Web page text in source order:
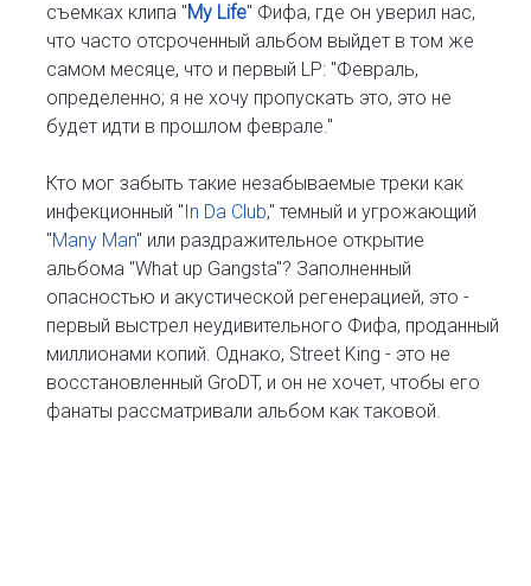
съемках клипа "My Life" Фифа, где он уверил нас,
что часто отсроченный альбом выйдет в том же
самом месяце, что и первый LP: "Февраль,
определенно; я не хочу пропускать это, это не
будет идти в прошлом феврале."
Кто мог забыть такие незабываемые треки как
инфекционный "In Da Club," темный и угрожающий
"Many Man" или раздражительное открытие
альбома "What up Gangsta"? Заполненный
опасностью и акустической регенерацией, это -
первый выстрел неудивительного Фифа, проданный
миллионами копий. Однако, Street King - это не
восстановленный GroDT, и он не хочет, чтобы его
фанаты рассматривали альбом как таковой.